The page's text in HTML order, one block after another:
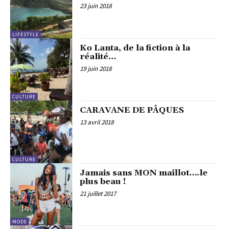
LIFESTYLE
23 juin 2018
CULTURE
Ko Lanta, de la fiction à la
réalité…
19 juin 2018
CULTURE
CARAVANE DE PÂQUES
13 avril 2018
MODE
Jamais sans MON maillot….le
plus beau !
21 juillet 2017